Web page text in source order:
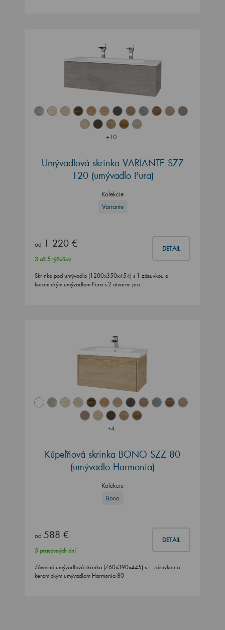
+10
Umývadlová skrinka VARIANTE SZZ
120 (umývadlo Pura)
Kolekcie
Variante
od 1 220 € DETAIL
3 až 5 týždňov
Skrinka pod umývadlo (1200x350x454) s 1 zásuvkou a
keramickým umývadlom Pura s 2 otvormi pre…
+4
Kúpeľňová skrinka BONO SZZ 80
(umývadlo Harmonia)
Kolekcie
Bono
od 588 € DETAIL
5 pracovných dní
Závesná umývadlová skrinka (760x390x445) s 1 zásuvkou a
keramickým umývadlom Harmonia 80